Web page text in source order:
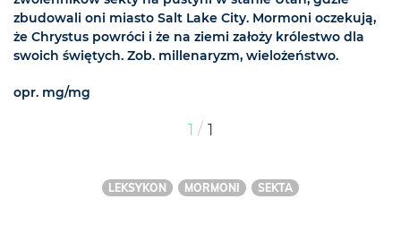
zbudowali oni miasto Salt Lake City. Mormoni oczekują,
że Chrystus powróci i że na ziemi założy królestwo dla
swoich świętych. Zob. millenaryzm, wielożeństwo.
opr. mg/mg
1 / 1
LEKSYKON MORMONI SEKTA